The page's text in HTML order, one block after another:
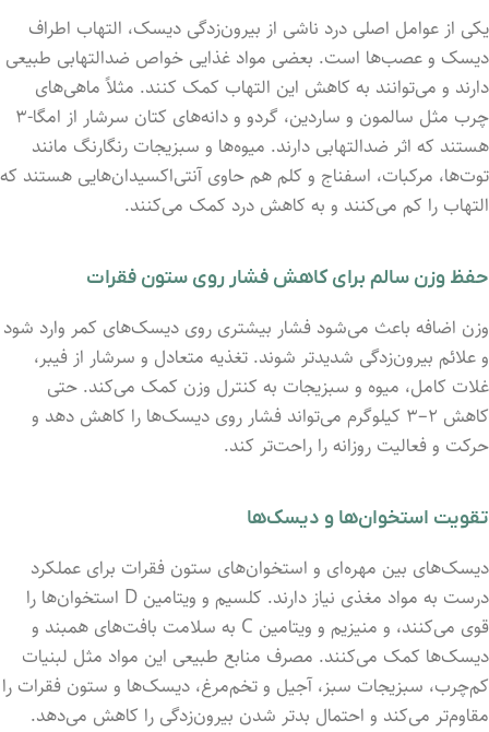
یکی از عوامل اصلی درد ناشی از بیرون‌زدگی دیسک، التهاب اطراف
دیسک و عصب‌ها است. بعضی مواد غذایی خواص ضدالتهابی طبیعی
دارند و می‌توانند به کاهش این التهاب کمک کنند. مثلاً ماهی‌های
چرب مثل سالمون و ساردین، گردو و دانه‌های کتان سرشار از امگا-۳
هستند که اثر ضدالتهابی دارند. میوه‌ها و سبزیجات رنگارنگ مانند
توت‌ها، مرکبات، اسفناج و کلم هم حاوی آنتی‌اکسیدان‌هایی هستند که
التهاب را کم می‌کنند و به کاهش درد کمک می‌کنند.
حفظ وزن سالم برای کاهش فشار روی ستون فقرات
وزن اضافه باعث می‌شود فشار بیشتری روی دیسک‌های کمر وارد شود
و علائم بیرون‌زدگی شدیدتر شوند. تغذیه متعادل و سرشار از فیبر،
غلات کامل، میوه و سبزیجات به کنترل وزن کمک می‌کند. حتی
کاهش ۲–۳ کیلوگرم می‌تواند فشار روی دیسک‌ها را کاهش دهد و
حرکت و فعالیت روزانه را راحت‌تر کند.
تقویت استخوان‌ها و دیسک‌ها
دیسک‌های بین مهره‌ای و استخوان‌های ستون فقرات برای عملکرد
درست به مواد مغذی نیاز دارند. کلسیم و ویتامین D استخوان‌ها را
قوی می‌کنند، و منیزیم و ویتامین C به سلامت بافت‌های همبند و
دیسک‌ها کمک می‌کنند. مصرف منابع طبیعی این مواد مثل لبنیات
کم‌چرب، سبزیجات سبز، آجیل و تخم‌مرغ، دیسک‌ها و ستون فقرات را
مقاوم‌تر می‌کند و احتمال بدتر شدن بیرون‌زدگی را کاهش می‌دهد.